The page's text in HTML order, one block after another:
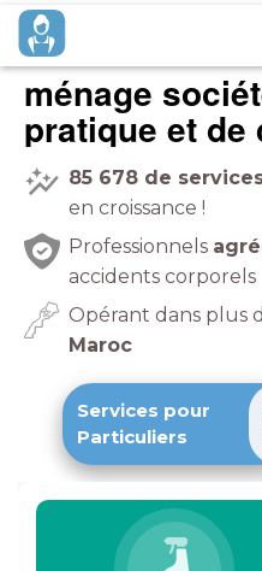
ménage
pratique et de
85 678 de
en croissance !
Professionnels
accidents corporels
Opérant dans plus
Maroc
Services pour
Particuliers